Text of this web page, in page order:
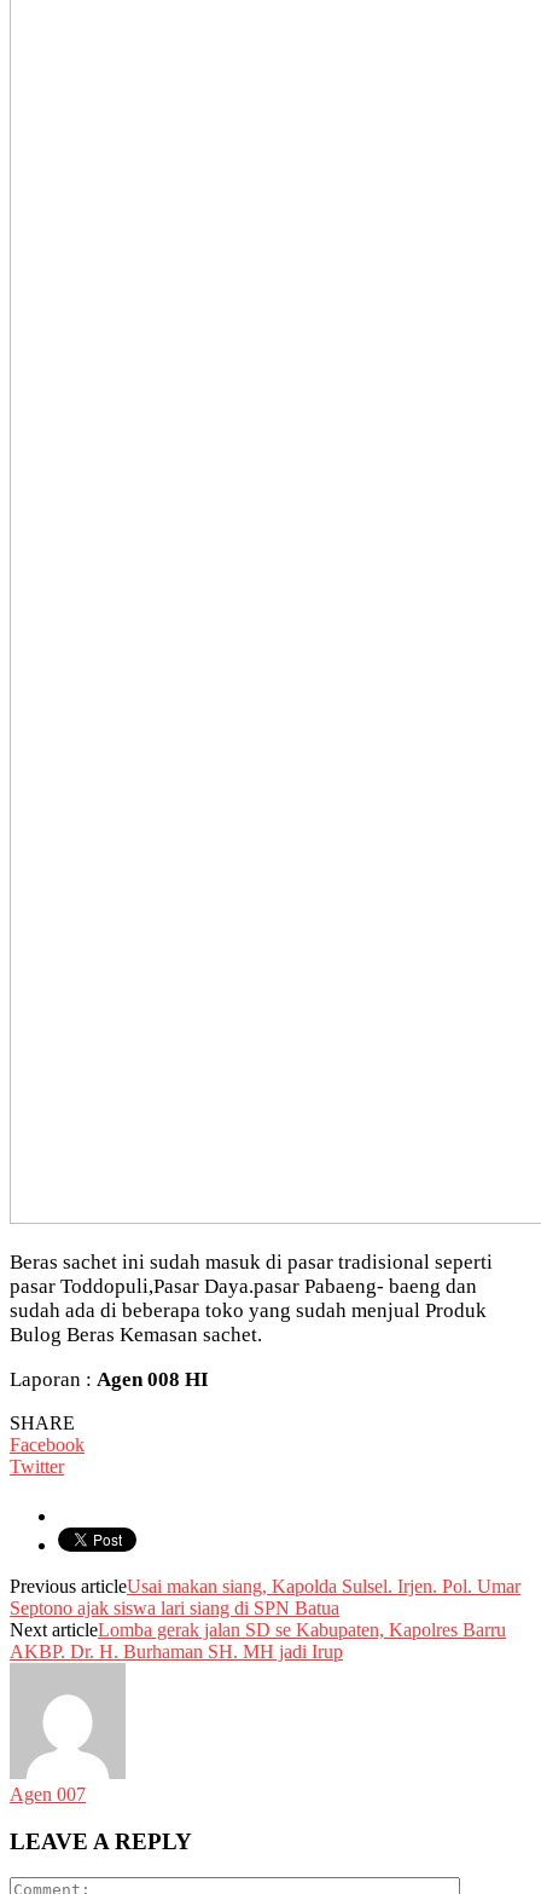
Beras sachet ini sudah masuk di pasar tradisional seperti
pasar Toddopuli,Pasar Daya.pasar Pabaeng- baeng dan
sudah ada di beberapa toko yang sudah menjual Produk
Bulog Beras Kemasan sachet.
Laporan : Agen 008 HI
SHARE
Facebook
Twitter
Previous articleUsai makan siang, Kapolda Sulsel. Irjen. Pol. Umar
Septono ajak siswa lari siang di SPN Batua
Next articleLomba gerak jalan SD se Kabupaten, Kapolres Barru
AKBP. Dr. H. Burhaman SH. MH jadi Irup
Agen 007
LEAVE A REPLY